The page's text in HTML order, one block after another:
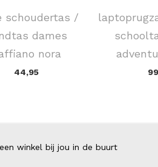
schoudertas /
dames
nora
44,95
winkel bij jou in de buurt